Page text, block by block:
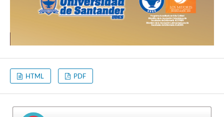
HTML PDF